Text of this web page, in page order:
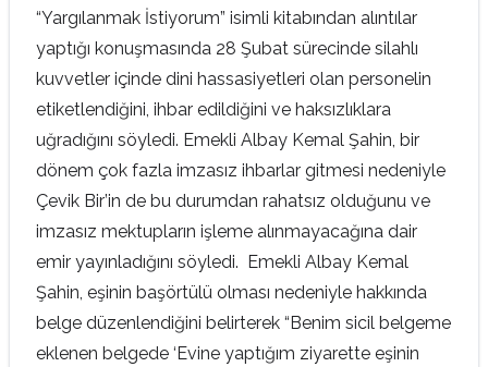
“Yargılanmak İstiyorum” isimli kitabından alıntılar
yaptığı konuşmasında 28 Şubat sürecinde silahlı
kuvvetler içinde dini hassasiyetleri olan personelin
etiketlendiğini, ihbar edildiğini ve haksızlıklara
uğradığını söyledi. Emekli Albay Kemal Şahin, bir
dönem çok fazla imzasız ihbarlar gitmesi nedeniyle
Çevik Bir’in de bu durumdan rahatsız olduğunu ve
imzasız mektupların işleme alınmayacağına dair
emir yayınladığını söyledi. Emekli Albay Kemal
Şahin, eşinin başörtülü olması nedeniyle hakkında
belge düzenlendiğini belirterek “Benim sicil belgeme
eklenen belgede ‘Evine yaptığım ziyarette eşinin